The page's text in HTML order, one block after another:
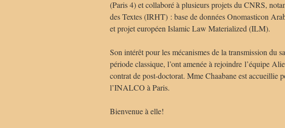
(Paris 4) et collaboré à plusieurs projets du CNRS,
des Textes (IRHT) : base de données Onomasticon
et projet européen Islamic Law Materialized (ILM).
Son intérêt pour les mécanismes de la transmission du
période classique, l’ont amenée à rejoindre l’équipe
contrat de post-doctorat. Mme Chaabane est accueillie
l’INALCO à Paris.
Bienvenue à elle!